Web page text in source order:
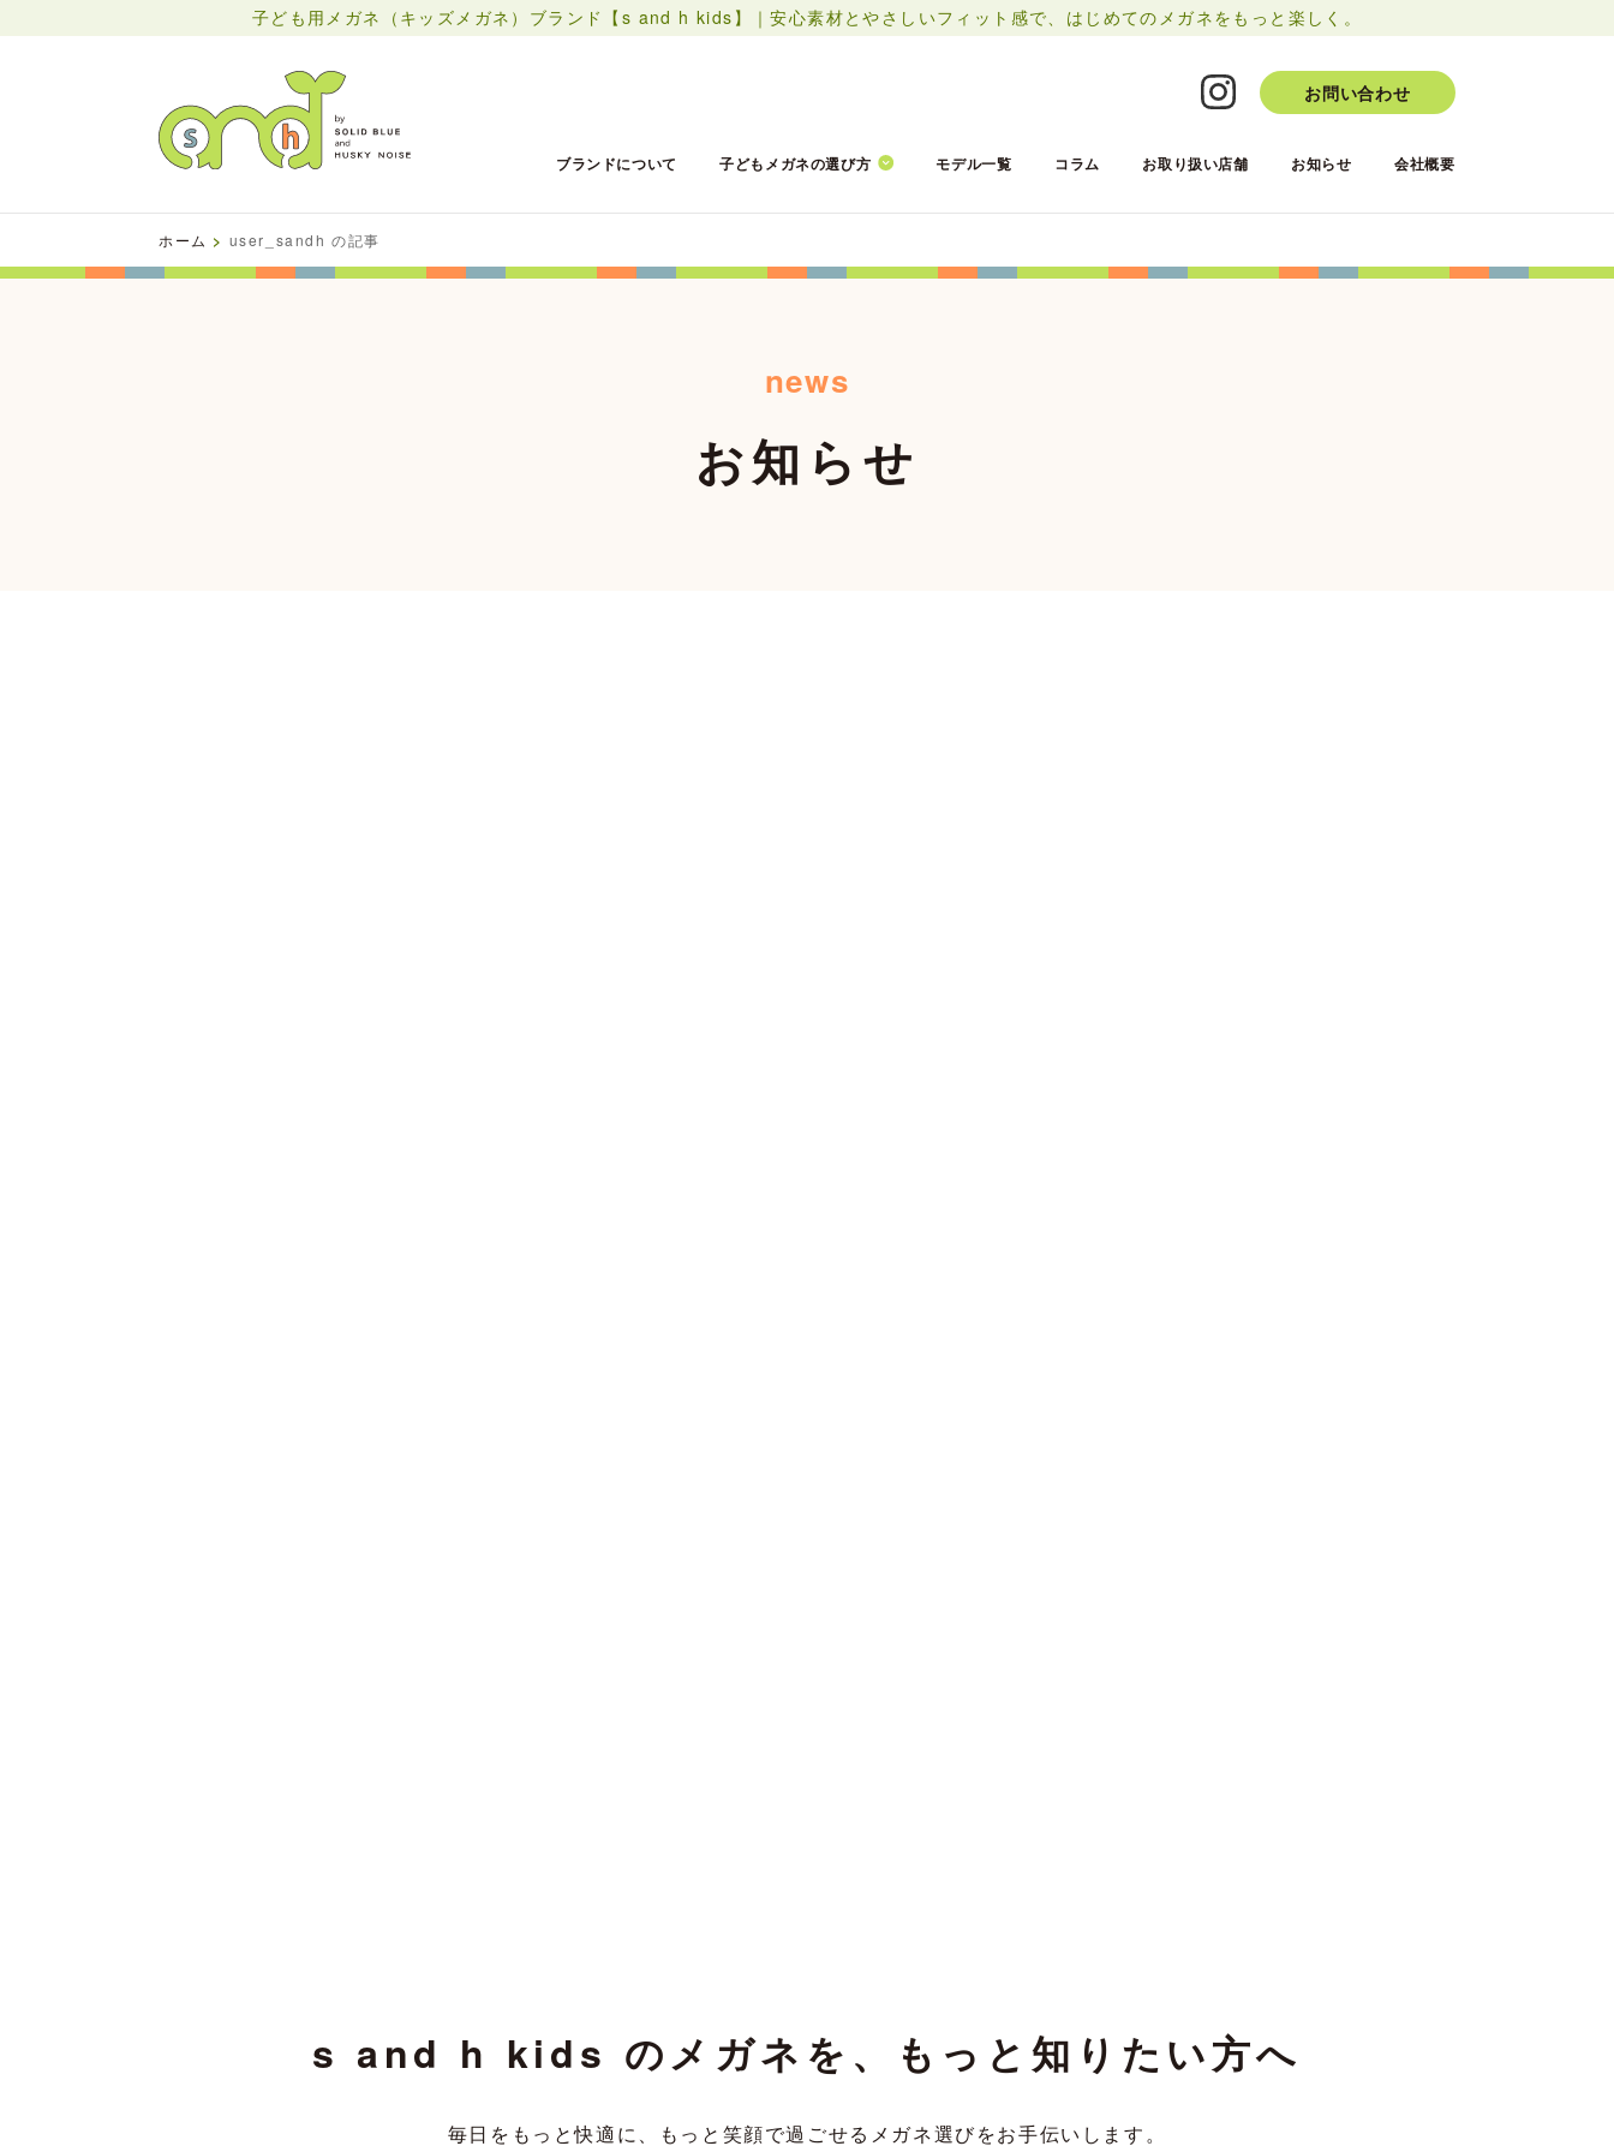
子ども用メガネ（キッズメガネ）ブランド【s and h kids】 ｜安心素材とやさしいフィット感で、はじめてのメガネをもっと楽しく。
お問い合わせ
ブランドについて 子どもメガネの選び方 モデル一覧 コラム お取り扱い店舗 お知らせ 会社概要
ホーム > user_sandh の記事
news
お知らせ
s and h kids のメガネを、 もっと知りたい方へ
毎日をもっと快適に、もっと笑顔で過ごせるメガネ選びをお手伝いします。